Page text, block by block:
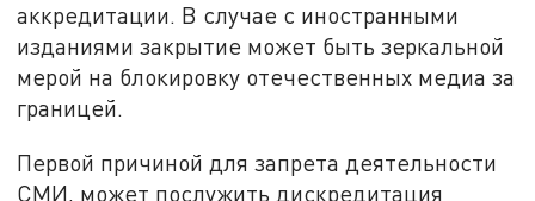
аккредитации. В случае с иностранными
изданиями закрытие может быть зеркальной
мерой на блокировку отечественных медиа за
границей.
Первой причиной для запрета деятельности
СМИ, может послужить дискредитация